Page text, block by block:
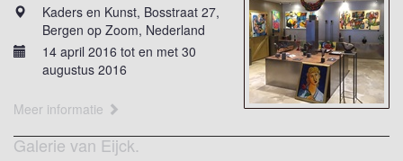
Kaders en Kunst, Bosstraat 27,
Bergen op Zoom, Nederland
14 april 2016 tot en met 30
augustus 2016
Meer informatie
Galerie van Eijck.